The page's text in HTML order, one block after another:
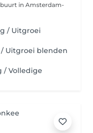
in Amsterdam-
/ Uitgroei
/ Uitgroei blenden
/ Volledige